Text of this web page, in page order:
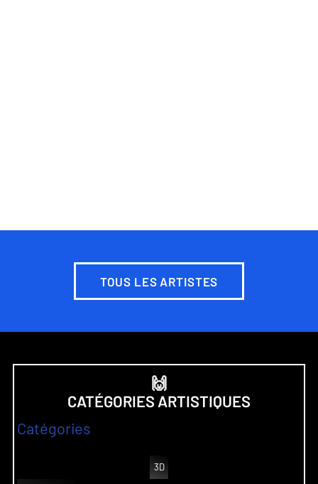
TOUS LES ARTISTES
🙌
CATÉGORIES ARTISTIQUES
Catégories
3D